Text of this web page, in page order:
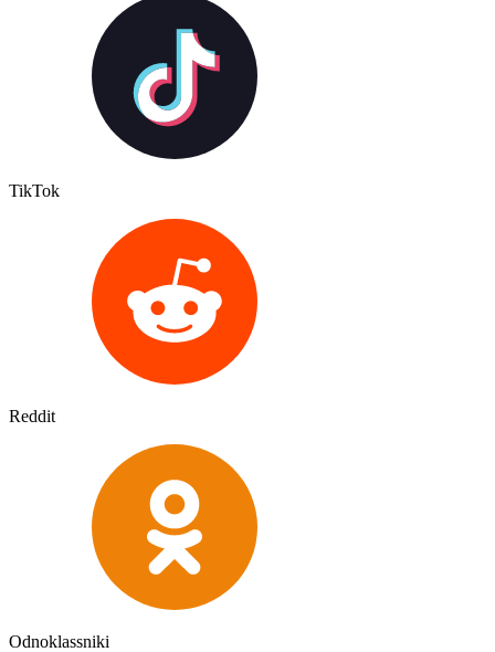
TikTok
Reddit
Odnoklassniki